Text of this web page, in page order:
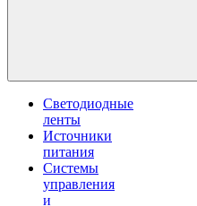
Светодиодные
ленты
Источники
питания
Системы
управления
и